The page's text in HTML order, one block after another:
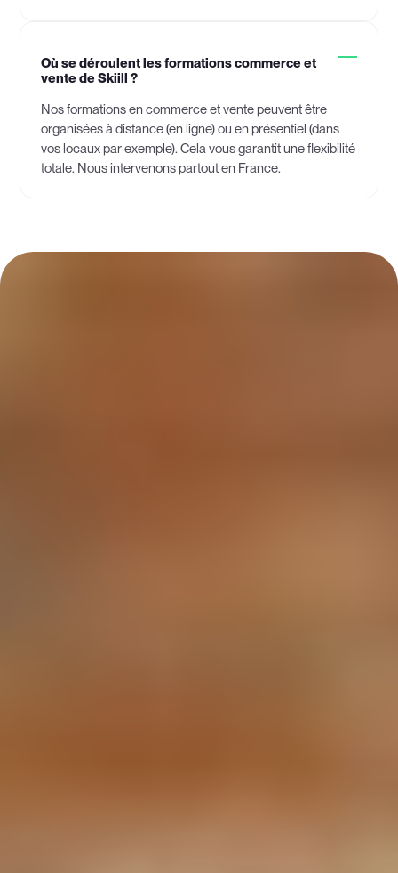
Où se déroulent les formations commerce et
vente de Skiill ?
Nos formations en commerce et vente peuvent être
organisées à distance (en ligne) ou en présentiel (dans
vos locaux par exemple). Cela vous garantit une flexibilité
totale. Nous intervenons partout en France.